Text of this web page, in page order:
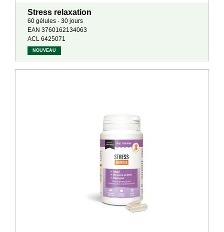
Stress relaxation
60 gélules - 30 jours
EAN 3760162134063
ACL 6425071
NOUVEAU